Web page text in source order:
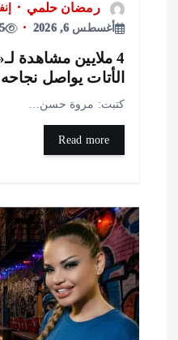
رمضان حلمي
إنفوجراف
أغسطس 6, 2026
35
4 ملايين مشاهدة لـ«تعالي
يواصل نجاحه
مروة حسن…